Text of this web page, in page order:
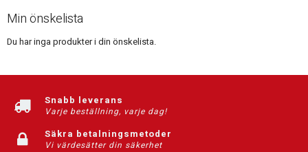
Min önskelista
Du har inga produkter i din önskelista.
Snabb leverans
Varje beställning, varje dag!
Säkra betalningsmetoder
Vi värdesätter din säkerhet